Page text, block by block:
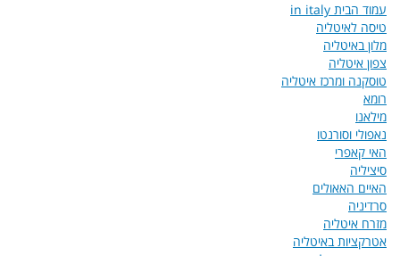
עמוד הבית in italy
טיסה לאיטליה
מלון באיטליה
צפון איטליה
טוסקנה ומרכז איטליה
רומא
מילאנו
נאפולי וסורנטו
האי קאפרי
סיציליה
האיים האאולים
סרדיניה
מזרח איטליה
אטרקציות באיטליה